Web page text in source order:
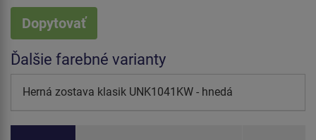
Dopytovať
Ďalšie farebné varianty
Herná zostava klasik UNK1041KW - hnedá